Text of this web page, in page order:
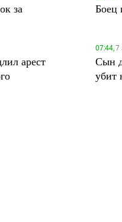
за
Боец
арест
07:44,7
Сын
убит